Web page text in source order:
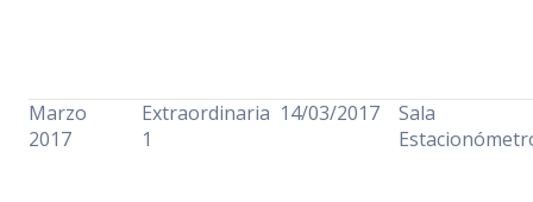
Marzo
2017
Extraordinaria
1
14/03/2017
Sala